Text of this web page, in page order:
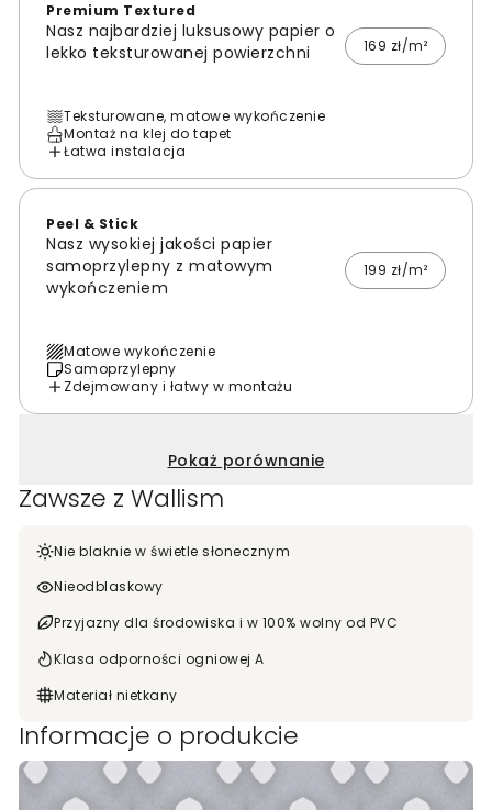
Premium Textured
Nasz najbardziej luksusowy papier o
lekko teksturowanej powierzchni
169 zł/m²
Teksturowane, matowe wykończenie
Montaż na klej do tapet
Łatwa instalacja
Peel & Stick
Nasz wysokiej jakości papier
samoprzylepny z matowym
wykończeniem
199 zł/m²
Matowe wykończenie
Samoprzylepny
Zdejmowany i łatwy w montażu
Pokaż porównanie
Zawsze z Wallism
Nie blaknie w świetle słonecznym
Nieodblaskowy
Przyjazny dla środowiska i w 100% wolny od PVC
Klasa odporności ogniowej A
Materiał nietkany
Informacje o produkcie